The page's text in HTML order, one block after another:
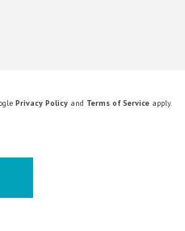
Privacy Policy and Terms of Service apply.